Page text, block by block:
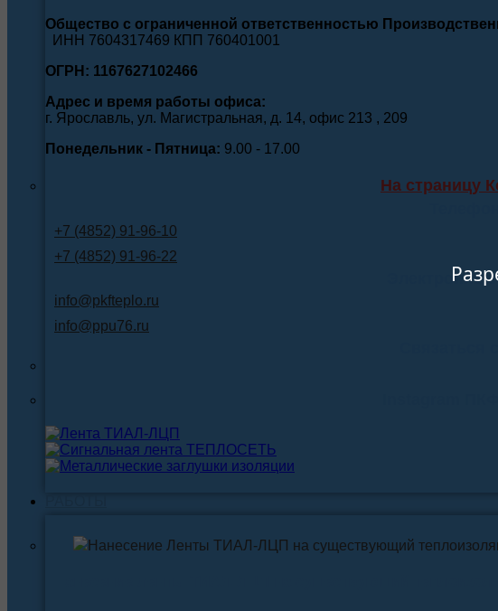
Общество с ограниченной ответственностью
ИНН 7604317469 КПП 760401001
ОГРН: 1167627102466
Адрес и время работы офиса:
г. Ярославль, ул. Магистральная, д. 14, офис 213 , 209
Понедельник - Пятница: 9.00 - 17.00
На страницу
+7 (4852) 91-96-10
+7 (4852) 91-96-22
info@pkfteplo.ru
info@ppu76.ru